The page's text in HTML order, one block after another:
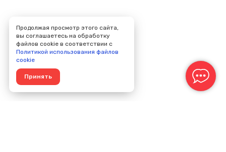
Продолжая просмотр этого сайта,
вы соглашаетесь на обработку
файлов cookie в соответствии с
Политикой использования файлов
cookie
Принять